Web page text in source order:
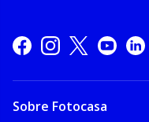
Sobre Fotocasa